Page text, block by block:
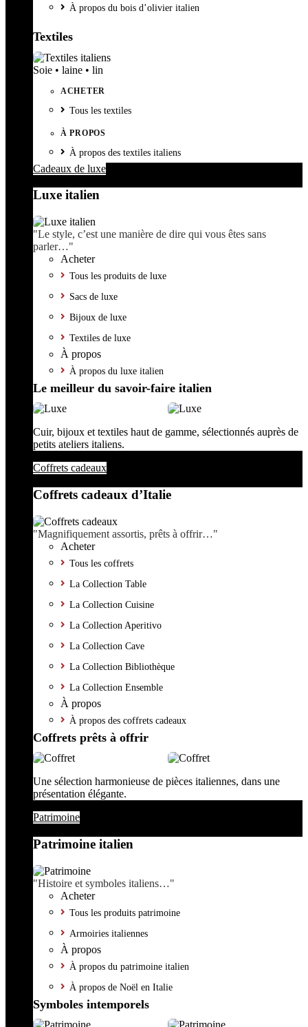
À propos du bois d’olivier italien
Textiles
Soie • laine • lin
ACHETER
Tous les textiles
À PROPOS
À propos des textiles italiens
Cadeaux de luxe
Luxe italien
"Le style, c’est une manière de dire qui vous êtes sans
parler…"
Acheter
Tous les produits de luxe
Sacs de luxe
Bijoux de luxe
Textiles de luxe
À propos
À propos du luxe italien
Le meilleur du savoir-faire italien
Cuir, bijoux et textiles haut de gamme, sélectionnés auprès de
petits ateliers italiens.
Coffrets cadeaux
Coffrets cadeaux d’Italie
"Magnifiquement assortis, prêts à offrir…"
Acheter
Tous les coffrets
La Collection Table
La Collection Cuisine
La Collection Aperitivo
La Collection Cave
La Collection Bibliothèque
La Collection Ensemble
À propos
À propos des coffrets cadeaux
Coffrets prêts à offrir
Une sélection harmonieuse de pièces italiennes, dans une
présentation élégante.
Patrimoine
Patrimoine italien
"Histoire et symboles italiens…"
Acheter
Tous les produits patrimoine
Armoiries italiennes
À propos
À propos du patrimoine italien
À propos de Noël en Italie
Symboles intemporels